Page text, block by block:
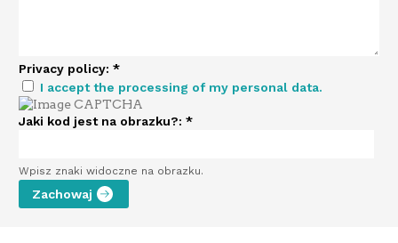
Privacy policy: *
I accept the processing of my personal data.
Jaki kod jest na obrazku?: *
Wpisz znaki widoczne na obrazku.